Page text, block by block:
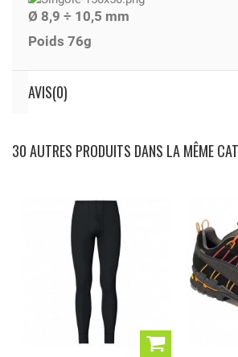
Ø 8,9 ÷ 10,5 mm
Poids 76g
AVIS(0)
30 AUTRES PRODUITS DANS LA MÊME